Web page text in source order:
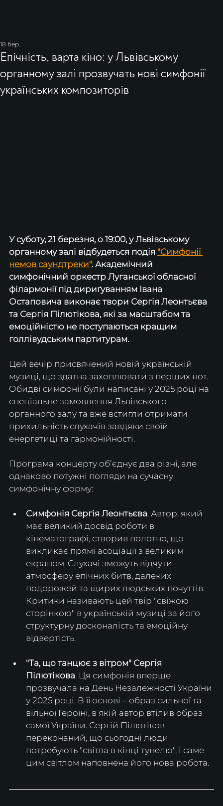
Епічність, варта кіно: у Львівському
органному залі прозвучать нові симфонії
українських композиторів
18 бер.
У суботу, ​21 березня, о 19:00, у Львівському
органному залі відбудеться подія "Симфонії
немов саундтреки". Академічний
симфонічний оркестр Луганської обласної
філармонії під дириґуванням Івана
Остаповича виконає твори Сергія Леонтьєва
та Сергія Пілютікова, які за масштабом та
емоційністю не поступаються кращим
голлівудським партитурам.
​Цей вечір присвячений новій українській
музиці, що здатна захоплювати з перших нот.
Обидві симфонії були написані у 2025 році на
спеціальне замовлення Львівського
органного залу та вже встигли отримати
прихильність слухачів завдяки своїй
енергетиці та гармонійності.
​Програма концерту обʼєднує два різні, але
однаково потужні погляди на сучасну
симфонічну форму:
Симфонія Сергія Леонтьєва. Автор, який
має великий досвід роботи в
кінематографі, створив полотно, що
викликає прямі асоціації з великим
екраном. Слухачі зможуть відчути
атмосферу епічних битв, далеких
подорожей та щирих людських почуттів.
Критики називають цей твір "свіжою
сторінкою" в українській музиці за його
структурну досконалість та емоційну
відвертість.
"Та, що танцює з вітром" Сергія
Пілютікова. Ця симфонія вперше
прозвучала на День Незалежності України
у 2025 році. В її основі – образ сильної та
вільної Героїні, в якій автор втілив образ
самої України. Сергій Пілютіков
переконаний, що сьогодні люди
потребують "світла в кінці тунелю", і саме
цим світлом наповнена його нова робота.